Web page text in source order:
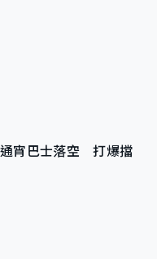
通宵巴士落空 打爆擋